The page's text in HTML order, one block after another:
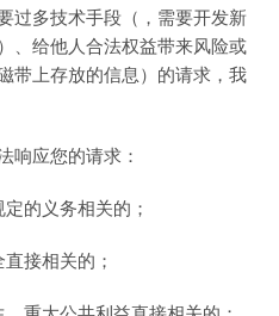
过多技术手段（，需要开发新
、给他人合法权益带来风险或
带上存放的信息）的请求，我
响应您的请求：
的义务相关的；
接相关的；